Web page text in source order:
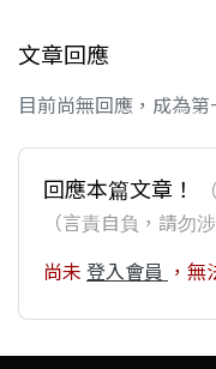
文章回應
目前尚無回應，成為第
回應本篇文章！
（言責自負，請勿
尚未 登入會員 ，無